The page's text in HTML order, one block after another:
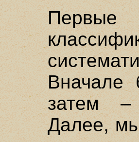
Первые
Вначале
затем –
Далее,